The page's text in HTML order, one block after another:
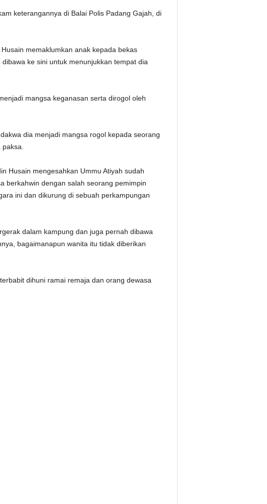
keterangannya di Balai Polis Padang Gajah, di
memaklumkan anak kepada bekas
ke sini untuk menunjukkan tempat dia
mangsa keganasan serta dirogol oleh
dia menjadi mangsa rogol kepada seorang
Husain mengesahkan Ummu Atiyah sudah
berkahwin dengan salah seorang pemimpin
ini dan dikurung di sebuah perkampungan
dalam kampung dan juga pernah dibawa
bagaimanapun wanita itu tidak diberikan
dihuni ramai remaja dan orang dewasa